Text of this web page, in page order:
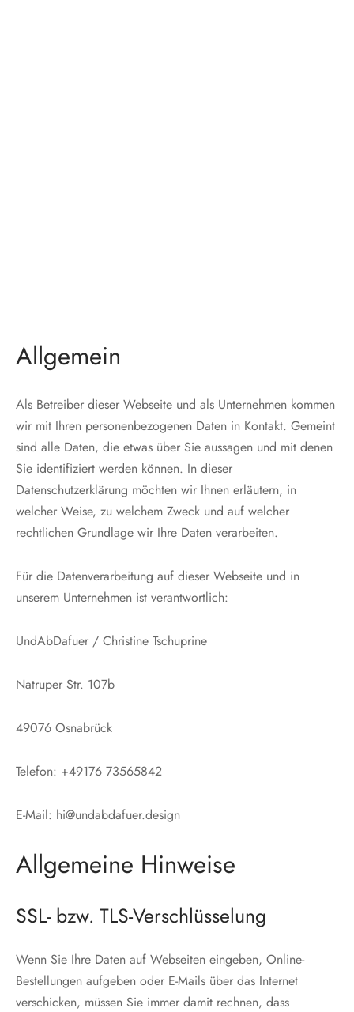
Allgemein
Als Betreiber dieser Webseite und als Unternehmen kommen
wir mit Ihren personenbezogenen Daten in Kontakt. Gemeint
sind alle Daten, die etwas über Sie aussagen und mit denen
Sie identifiziert werden können. In dieser
Datenschutzerklärung möchten wir Ihnen erläutern, in
welcher Weise, zu welchem Zweck und auf welcher
rechtlichen Grundlage wir Ihre Daten verarbeiten.
Für die Datenverarbeitung auf dieser Webseite und in
unserem Unternehmen ist verantwortlich:
UndAbDafuer / Christine Tschuprine
Natruper Str. 107b
49076 Osnabrück
Telefon: +49176 73565842
E-Mail: hi@undabdafuer.design
Allgemeine Hinweise
SSL- bzw. TLS-Verschlüsselung
Wenn Sie Ihre Daten auf Webseiten eingeben, Online-
Bestellungen aufgeben oder E-Mails über das Internet
verschicken, müssen Sie immer damit rechnen, dass